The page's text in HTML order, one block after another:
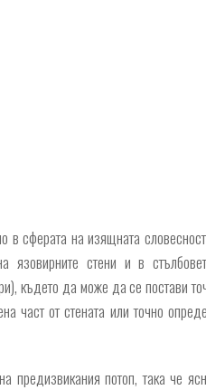
в сферата на изящната
язовирните стени и в
където да може да се постави
част от стената или точно
предизвикания потоп, така че